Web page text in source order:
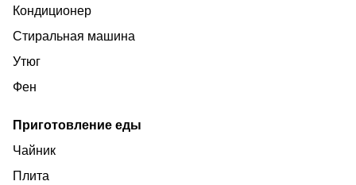
Кондиционер
Стиральная машина
Утюг
Фен
Приготовление еды
Чайник
Плита